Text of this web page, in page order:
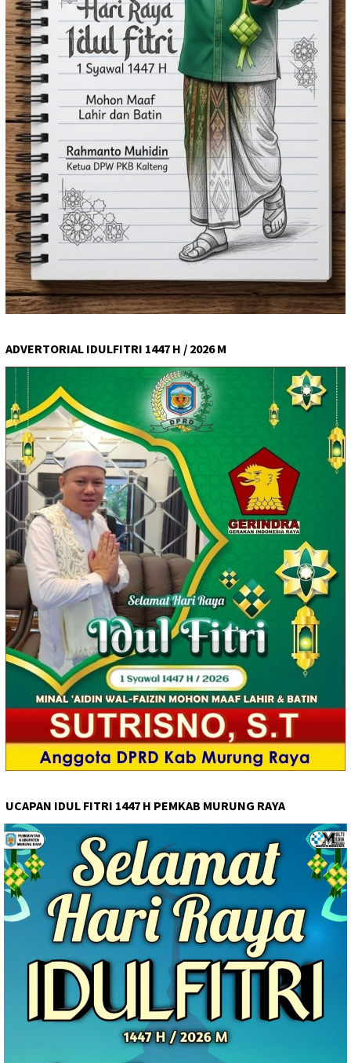
ADVERTORIAL IDULFITRI 1447 H / 2026 M
UCAPAN IDUL FITRI 1447 H PEMKAB MURUNG RAYA